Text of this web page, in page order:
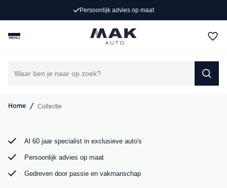
MENU
Home / Collectie
Exclusieve occasions
Jong gebruikt, grondig gecontroleerd en klaar voor een
nieuw avontuur. Ontdek onze collectie Porsche, Audi,
Al 60 jaar specialist in exclusieve auto's
Persoonlijk advies op maat
Gedreven door passie en vakmanschap